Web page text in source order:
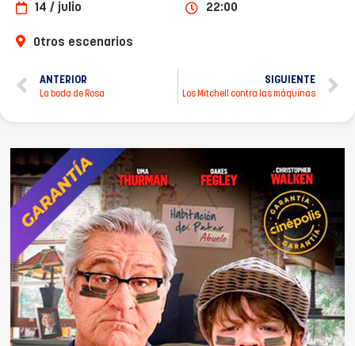
14 / julio 22:00
Otros escenarios
ANTERIOR
La boda de Rosa
SIGUIENTE
Los Mitchell contra las máquinas